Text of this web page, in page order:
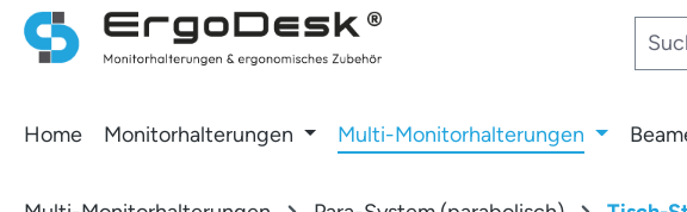
Hauptinhalt springen
Zur Suche springen
Zur Hauptnavigation springen
Home Monitorhalterungen Multi-Monitorhalterungen